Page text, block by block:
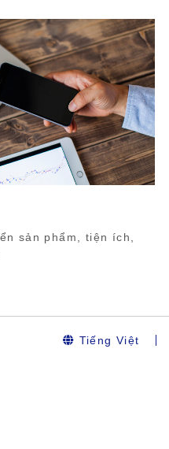
sản phẩm, tiện ích,
Tiếng Việt